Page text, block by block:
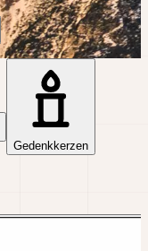
Gedenkkerzen